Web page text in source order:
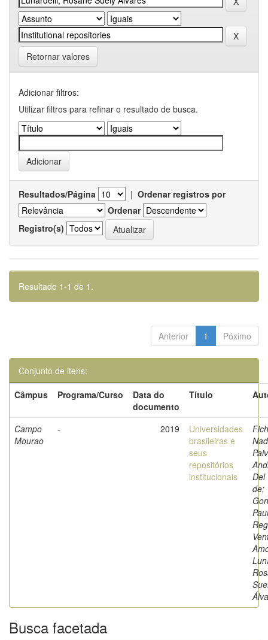
Retornar valores
Adicionar filtros:
Utilizar filtros para refinar o resultado de busca.
Resultados/Página | Ordenar registros por
Ordenar
Registro(s)
Resultado 1-1 de 1.
Anterior 1 Póximo
Conjunto de itens:
Câmpus
Programa/Curso
Data do
documento
Título
Campo
Mourao
- 2019
Universidades
brasileiras e
seus
repositórios
institucionais
Del
de;
Busca facetada